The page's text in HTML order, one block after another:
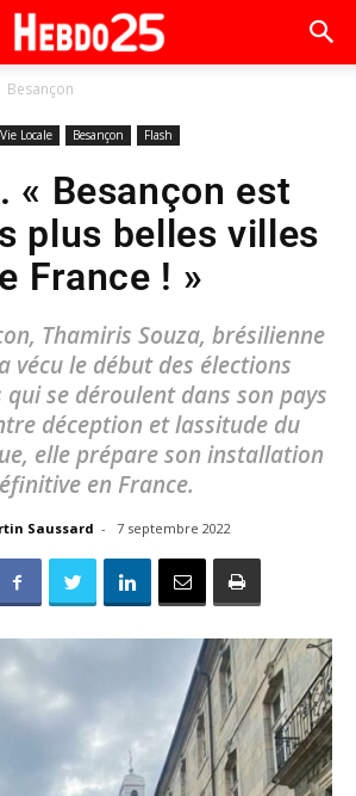
Besançon
Vie Locale Besançon Flash
« Besançon est
plus belles villes
France ! »
Thamiris Souza, brésilienne
vécu le début des élections
se déroulent dans son pays
déception et lassitude du
elle prépare son installation
en France.
Saussard - 7 septembre 2022